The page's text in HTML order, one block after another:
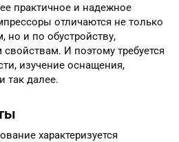
практичное и надежное
отличаются не только
но и по обустройству,
И поэтому требуется
изучение оснащения,
так далее.
характеризуется